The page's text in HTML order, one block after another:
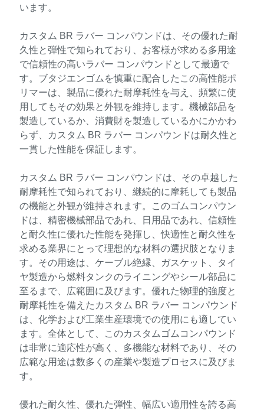
います。
カスタム BR ラバー コンパウンドは、その優れた耐
久性と弾性で知られており、お客様が求める多用途
で信頼性の高いラバー コンパウンドとして最適で
す。ブタジエンゴムを慎重に配合したこの高性能ポ
リマーは、製品に優れた耐摩耗性を与え、頻繁に使
用してもその効果と外観を維持します。機械部品を
製造しているか、消費財を製造しているかにかかわ
らず、カスタム BR ラバー コンパウンドは耐久性と
一貫した性能を保証します。
カスタム BR ラバー コンパウンドは、その卓越した
耐摩耗性で知られており、継続的に摩耗しても製品
の機能と外観が維持されます。このゴムコンパウン
ドは、精密機械部品であれ、日用品であれ、信頼性
と耐久性に優れた性能を発揮し、快適性と耐久性を
求める業界にとって理想的な材料の選択肢となりま
す。その用途は、ケーブル絶縁、ガスケット、タイ
ヤ製造から燃料タンクのライニングやシール部品に
至るまで、広範囲に及びます。優れた物理的強度と
耐摩耗性を備えたカスタム BR ラバー コンパウンド
は、化学および工業生産環境での使用にも適してい
ます。全体として、このカスタムゴムコンパウンド
は非常に適応性が高く、多機能な材料であり、その
広範な用途は数多くの産業や製造プロセスに及びま
す。
優れた耐久性、優れた弾性、幅広い適用性を誇る高